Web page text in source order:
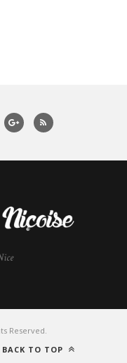
Reserved.
BACK TO TOP